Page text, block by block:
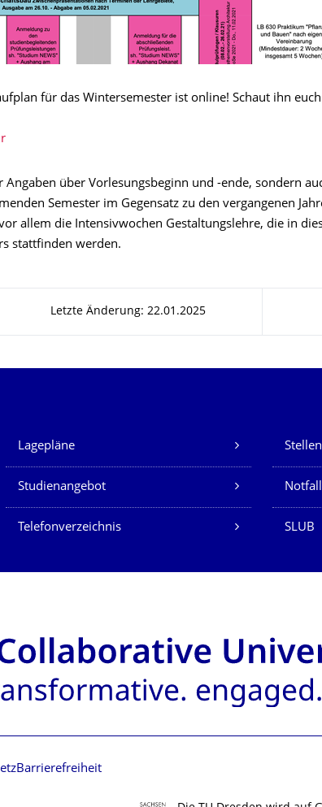
für das Wintersemester ist online! Schaut ihn
über Vorlesungsbeginn und -ende, sondern
Semester im Gegensatz zu den vergangenen
allem die Intensivwochen Gestaltungslehre, die in
stattfinden werden.
Letzte Änderung: 22.01.2025
Unsere Dienste
Lagepläne
Studienangebot
Telefonverzeichnis SLUB
Barrierefreiheit